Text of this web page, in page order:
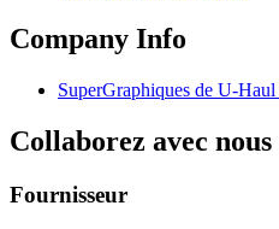
Company Info
SuperGraphiques de U-Haul
Collaborez avec nous
Fournisseur